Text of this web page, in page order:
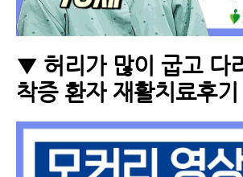
▼ 허리가 많이 굽고 다
착증 환자 재활치료후